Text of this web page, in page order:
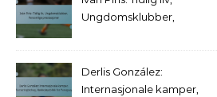
Ungdomsklubber,
Derlis González:
Internasjonale kamper,